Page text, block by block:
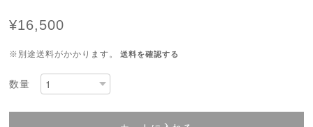
¥16,500
※別途送料がかかります。 送料を確認する
数量